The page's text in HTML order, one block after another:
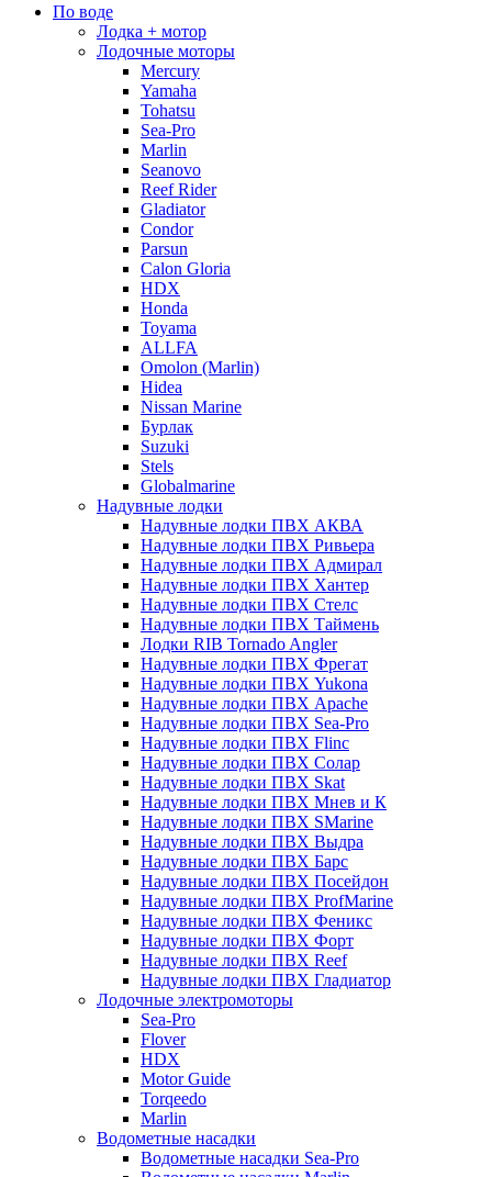
По воде
Лодка + мотор
Лодочные моторы
Mercury
Yamaha
Tohatsu
Sea-Pro
Marlin
Seanovo
Reef Rider
Gladiator
Condor
Parsun
Calon Gloria
HDX
Honda
Toyama
ALLFA
Omolon (Marlin)
Hidea
Nissan Marine
Бурлак
Suzuki
Stels
Globalmarine
Надувные лодки
Надувные лодки ПВХ АКВА
Надувные лодки ПВХ Ривьера
Надувные лодки ПВХ Адмирал
Надувные лодки ПВХ Хантер
Надувные лодки ПВХ Стелс
Надувные лодки ПВХ Таймень
Лодки RIB Tornado Angler
Надувные лодки ПВХ Фрегат
Надувные лодки ПВХ Yukona
Надувные лодки ПВХ Apache
Надувные лодки ПВХ Sea-Pro
Надувные лодки ПВХ Flinc
Надувные лодки ПВХ Солар
Надувные лодки ПВХ Skat
Надувные лодки ПВХ Мнев и К
Надувные лодки ПВХ SMarine
Надувные лодки ПВХ Выдра
Надувные лодки ПВХ Барс
Надувные лодки ПВХ Посейдон
Надувные лодки ПВХ ProfMarine
Надувные лодки ПВХ Феникс
Надувные лодки ПВХ Форт
Надувные лодки ПВХ Reef
Надувные лодки ПВХ Гладиатор
Лодочные электромоторы
Sea-Pro
Flover
HDX
Motor Guide
Torqeedo
Marlin
Водометные насадки
Водометные насадки Sea-Pro